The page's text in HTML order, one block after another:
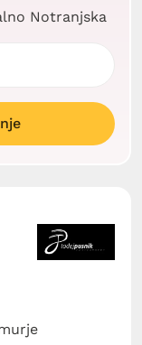
Notranjska